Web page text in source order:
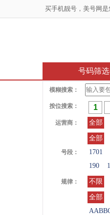
买手机靓号，美号网
号码筛选
模糊搜索：
按位搜索：
运营商： 全部
号段：
全部
1701
190
规律： 不限
全部